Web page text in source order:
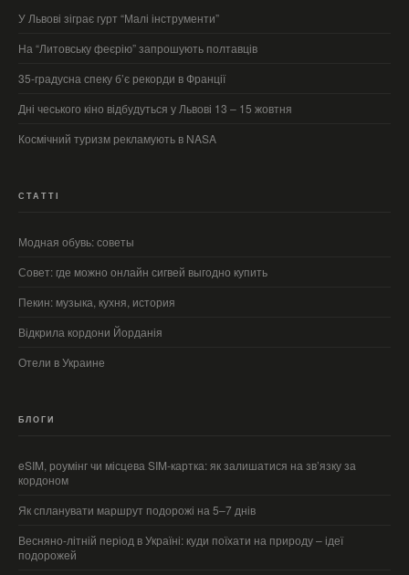
У Львові зіграє гурт “Малі інструменти”
На “Литовську феєрію” запрошують полтавців
35-градусна спеку б’є рекорди в Франції
Дні чеського кіно відбудуться у Львові 13 – 15 жовтня
Космічний туризм рекламують в NASA
СТАТТІ
Модная обувь: советы
Совет: где можно онлайн сигвей выгодно купить
Пекин: музыка, кухня, история
Відкрила кордони Йорданія
Отели в Украине
БЛОГИ
eSIM, роумінг чи місцева SIM-картка: як залишатися на зв’язку за
кордоном
Як спланувати маршрут подорожі на 5–7 днів
Весняно-літній період в Україні: куди поїхати на природу – ідеї
подорожей